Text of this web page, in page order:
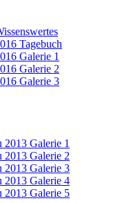
Tagebuch
Galerie 1
Galerie 2
Galerie 3
2013 Galerie 1
2013 Galerie 2
2013 Galerie 3
2013 Galerie 4
2013 Galerie 5